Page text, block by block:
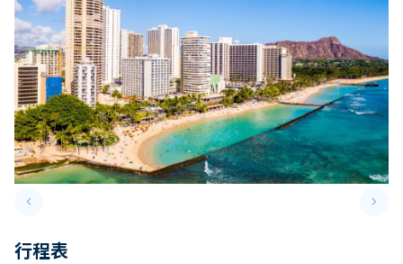
keyboard_arrow_leftPrevious slide keyboard_arrow_right
行程表